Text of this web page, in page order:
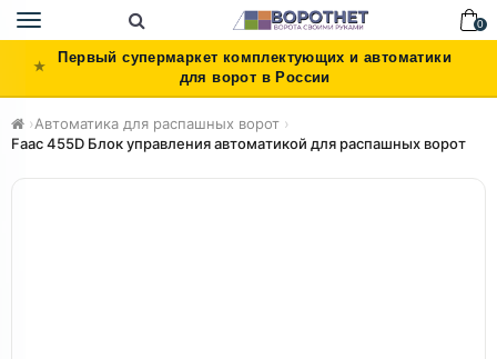
Toggle
navigation
0
Первый супермаркет комплектующих и автоматики
для ворот в России
›Автоматика для распашных ворот ›
Faac 455D Блок управления автоматикой для распашных ворот